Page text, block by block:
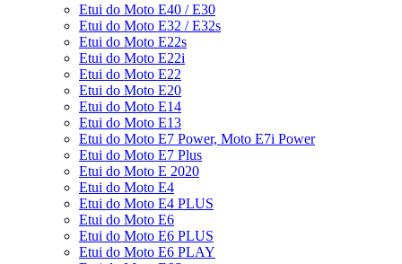
Etui do Moto E40 / E30
Etui do Moto E32 / E32s
Etui do Moto E22s
Etui do Moto E22i
Etui do Moto E22
Etui do Moto E20
Etui do Moto E14
Etui do Moto E13
Etui do Moto E7 Power, Moto E7i Power
Etui do Moto E7 Plus
Etui do Moto E 2020
Etui do Moto E4
Etui do Moto E4 PLUS
Etui do Moto E6
Etui do Moto E6 PLUS
Etui do Moto E6 PLAY